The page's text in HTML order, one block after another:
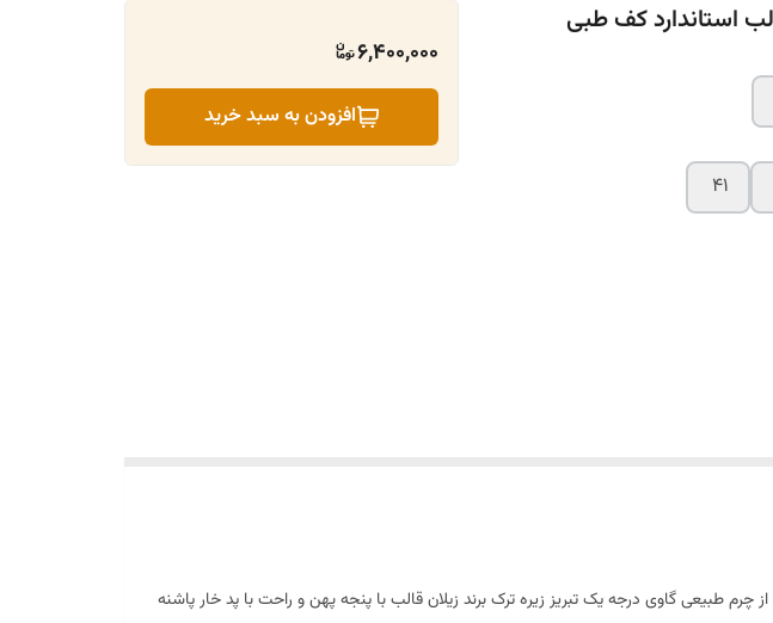
استاندارد کف طبی
۴۱
6,400,000
افزودن به سبد خرید
گاوی درجه یک تبریز زیره ترک برند زیلان قالب با پنجه پهن و راحت با پد خار پاشنه